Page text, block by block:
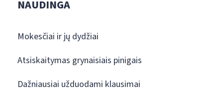
NAUDINGA
Mokesčiai ir jų dydžiai
Atsiskaitymas grynaisiais pinigais
Dažniausiai užduodami klausimai